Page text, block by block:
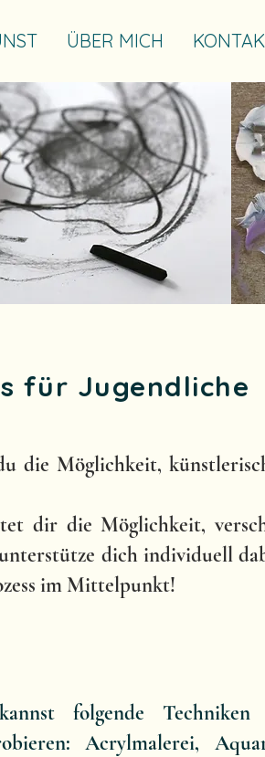
ÜBER MICH
für Jugendliche
die Möglichkeit,
dir die Möglichkeit,
dich individuell
im Mittelpunkt!
folgende
Acrylmalerei,